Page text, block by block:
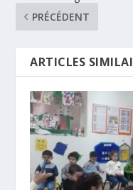
PRÉCÉDENT
ARTICLES